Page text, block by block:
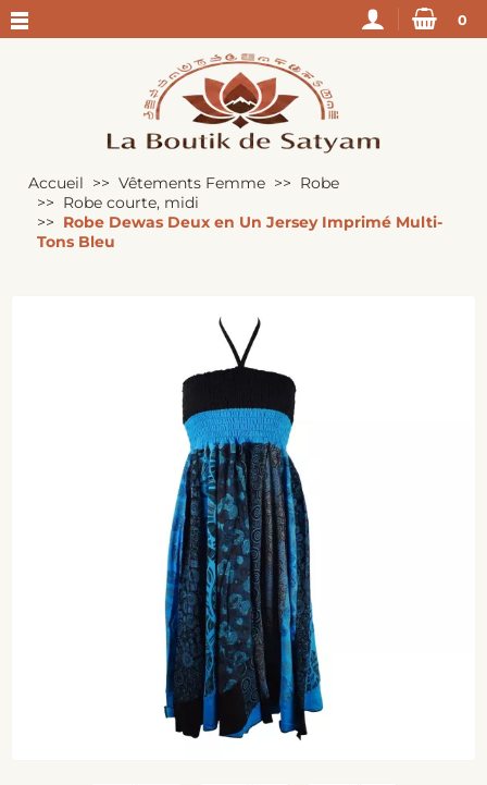
0
Accueil Vêtements Femme
Robe
Robe courte, midi
Robe Dewas Deux en Un Jersey Imprimé Multi-
Tons Bleu